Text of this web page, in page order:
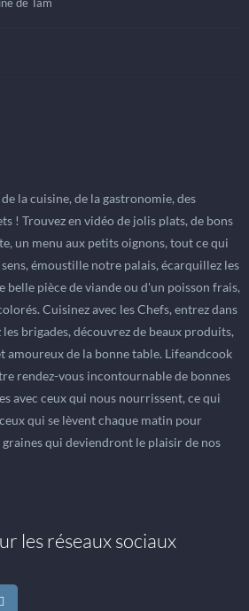
la cuisine, de la gastronomie, des
! Trouvez en vidéo de jolis plats, de bons
un menu aux petits oignons, tout ce qui
émoustille notre palais, écarquillez les
belle pièce de viande ou d'un poisson frais,
Cuisinez avec les Chefs, entrez dans
brigades, découvrez de beaux produits,
amoureux de la bonne table. Lifeandcook
rendez-vous incontournable de bonnes
avec ceux qui nous nourrissent, ce qui
qui se lèvent chaque matin pour
qui deviendront le plaisir de nos
les réseaux sociaux